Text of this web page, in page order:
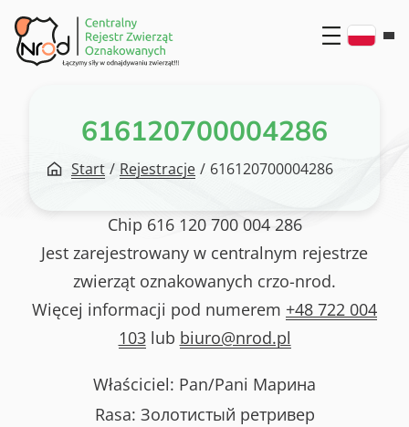
Przejdź
do
treści
616120700004286
Start / Rejestracje / 616120700004286
Chip 616 120 700 004 286
Jest zarejestrowany w centralnym rejestrze
zwierząt oznakowanych crzo-nrod.
Więcej informacji pod numerem +48 722 004
103lub biuro@nrod.pl
Właściciel: Pan/Pani Марина
Rasa: Золотистый ретривер